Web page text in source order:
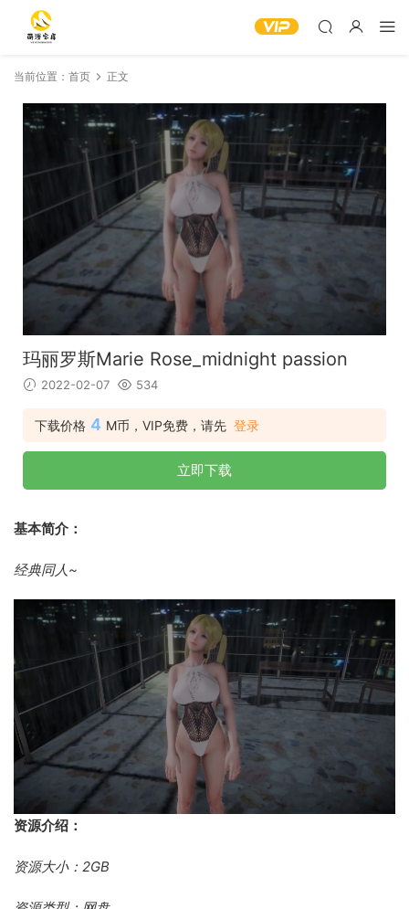
当前位置： 首页 正文
玛丽罗斯Marie Rose_midnight passion
2022-02-07 534
下载价格 4 M币，VIP免费，请先 登录
立即下载
基本简介：
经典同人~
资源介绍：
资源大小：2GB